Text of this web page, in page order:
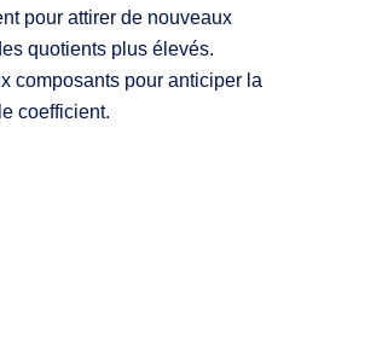
pour attirer de nouveaux
quotients plus élevés.
composants pour anticiper la
coefficient.